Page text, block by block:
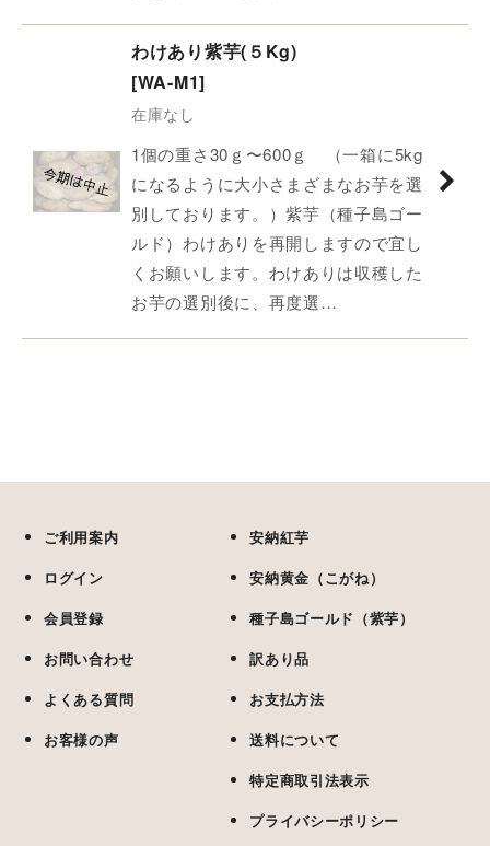
わけあり紫芋(５Kg)
[WA-M1]
在庫なし
1個の重さ30ｇ〜600ｇ （一箱に5kg
になるように大小さまざまなお芋を選
別しております。）紫芋（種子島ゴー
ルド）わけありを再開しますので宜し
くお願いします。わけありは収穫した
お芋の選別後に、再度選…
ご利用案内
ログイン
会員登録
お問い合わせ
安納紅芋
安納黄金（こがね）
種子島ゴールド（紫芋）
訳あり品
よくある質問
お客様の声
お支払方法
送料について
特定商取引法表示
プライバシーポリシー